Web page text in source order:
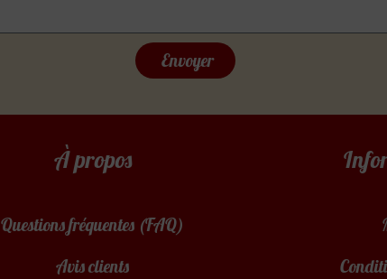
Envoyer
À propos
Questions fréquentes (FAQ)
Avis clients